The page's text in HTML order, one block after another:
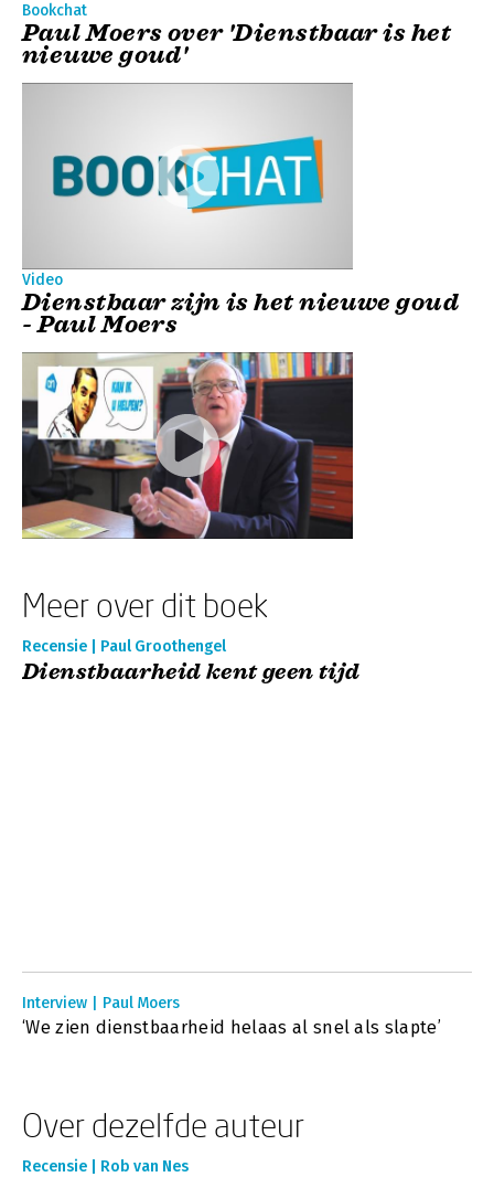
Bookchat
Paul Moers over 'Dienstbaar is het
nieuwe goud'
Video
Dienstbaar zijn is het nieuwe goud
- Paul Moers
Meer over dit boek
Recensie | Paul Groothengel
Dienstbaarheid kent geen tijd
Interview | Paul Moers
‘We zien dienstbaarheid helaas al snel als slapte’
Over dezelfde auteur
Recensie | Rob van Nes